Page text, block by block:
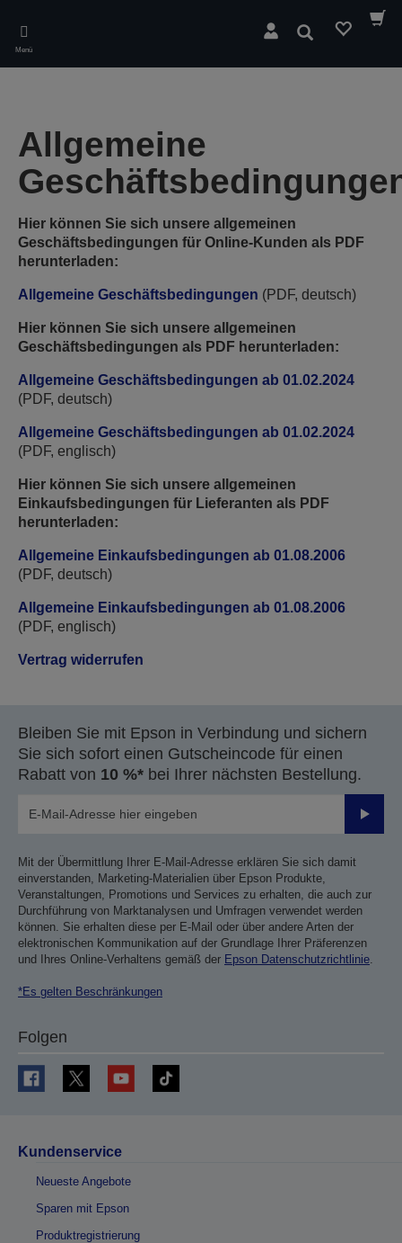
main
content
Menü
Suchen
Allgemeine
Hier können Sie sich unsere allgemeinen
Geschäftsbedingungen für Online-Kunden als PDF
herunterladen:
Allgemeine Geschäftsbedingungen (PDF, deutsch)
Hier können Sie sich unsere allgemeinen
Geschäftsbedingungen als PDF herunterladen:
Allgemeine Geschäftsbedingungen ab 01.02.2024
(PDF, deutsch)
Allgemeine Geschäftsbedingungen ab 01.02.2024
(PDF, englisch)
Hier können Sie sich unsere allgemeinen
Einkaufsbedingungen für Lieferanten als PDF
herunterladen:
Allgemeine Einkaufsbedingungen ab 01.08.2006
(PDF, deutsch)
Allgemeine Einkaufsbedingungen ab 01.08.2006
(PDF, englisch)
Vertrag widerrufen
Bleiben Sie mit Epson in Verbindung und sichern
Sie sich sofort einen Gutscheincode für einen
Rabatt von 10 %* bei Ihrer nächsten Bestellung.
Mit der Übermittlung Ihrer E-Mail-Adresse erklären Sie sich damit
einverstanden, Marketing-Materialien über Epson Produkte,
Veranstaltungen, Promotions und Services zu erhalten, die auch zur
Durchführung von Marktanalysen und Umfragen verwendet werden
können. Sie erhalten diese per E-Mail oder über andere Arten der
elektronischen Kommunikation auf der Grundlage Ihrer Präferenzen
und Ihres Online-Verhaltens gemäß der Epson Datenschutzrichtlinie.
*Es gelten Beschränkungen
Folgen
Kundenservice
Neueste Angebote
Sparen mit Epson
Produktregistrierung